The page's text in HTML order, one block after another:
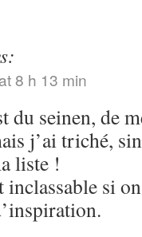
8 h 13 min
du seinen, de
j’ai triché,
liste !
inclassable si